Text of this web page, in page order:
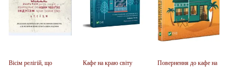
Вісім релігій, що
Кафе на краю світу
Повернення до кафе на